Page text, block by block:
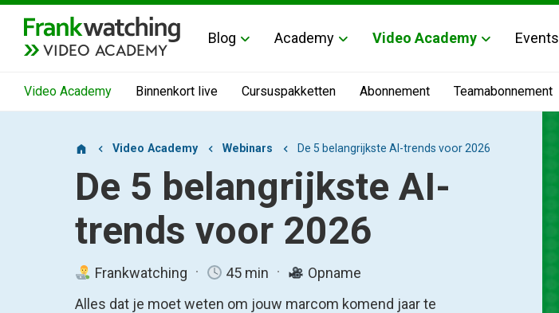
VIDEO ACADEMY
Blog Academy Video Academy Events
Video Academy Binnenkort live Cursuspakketten Abonnement Teamabonnement
Video Academy Webinars De 5 belangrijkste AI-trends voor 2026
De 5 belangrijkste AI-
trends voor 2026
Frankwatching 45 min
Opname
Alles dat je moet weten om jouw marcom komend jaar te